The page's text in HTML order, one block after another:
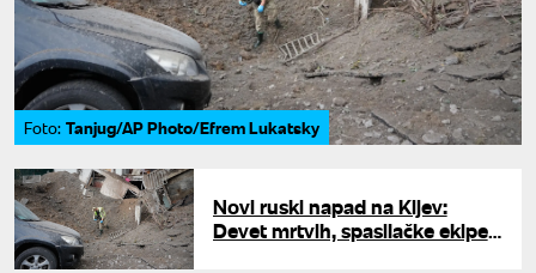
Foto: Tanjug/AP Photo/Efrem Lukatsky
Novi ruski napad na Kijev:
Devet mrtvih, spasilačke ekipe